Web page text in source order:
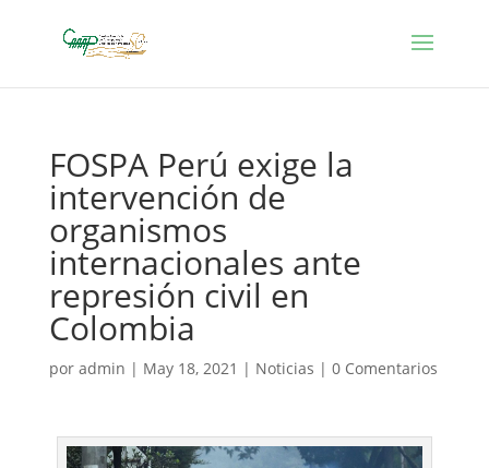
FOSPA Perú exige la
intervención de
organismos
internacionales ante
represión civil en
Colombia
por admin | May 18, 2021 | Noticias | 0 Comentarios